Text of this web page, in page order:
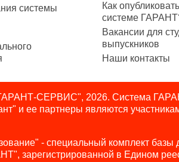
системы
Как
системе
Вакансии для
выпускников
Наши контакты
СЕРВИС", 2026. Система
и ее партнеры являются
- специальный комплект базы
зарегистрированной в Едином